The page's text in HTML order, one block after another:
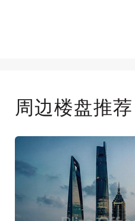
周边楼盘推荐